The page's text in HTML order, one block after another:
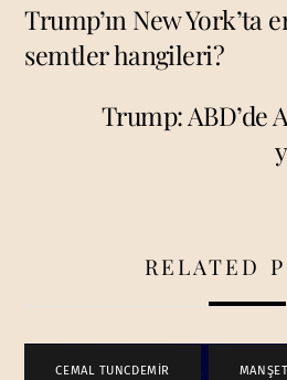
Trump’ın New York’ta
semtler hangileri?
Trump: ABD’de
RELATED
CEMAL TUNCDEMİR MANŞET